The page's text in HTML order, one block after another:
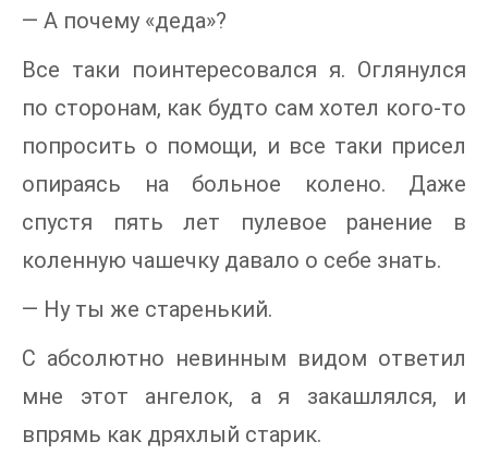
— А почему «деда»?
Все таки поинтересовался я. Оглянулся
по сторонам, как будто сам хотел кого-то
попросить о помощи, и все таки присел
опираясь на больное колено. Даже
спустя пять лет пулевое ранение в
коленную чашечку давало о себе знать.
— Ну ты же старенький.
С абсолютно невинным видом ответил
мне этот ангелок, а я закашлялся, и
впрямь как дряхлый старик.